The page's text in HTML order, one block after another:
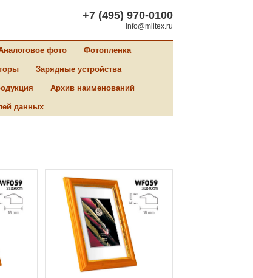
+7 (495) 970-0100
info@miltex.ru
фото Фотопленка
Зарядные устройства
Архив наименований
данных